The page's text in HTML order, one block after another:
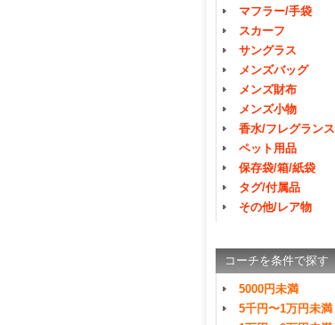
マフラー/手袋
スカーフ
サングラス
メンズバッグ
メンズ財布
メンズ小物
香水/フレグランス
ペット用品
保存袋/箱/紙袋
タグ/付属品
その他/レア物
コーチを条件で探す
5000円未満
5千円〜1万円未満